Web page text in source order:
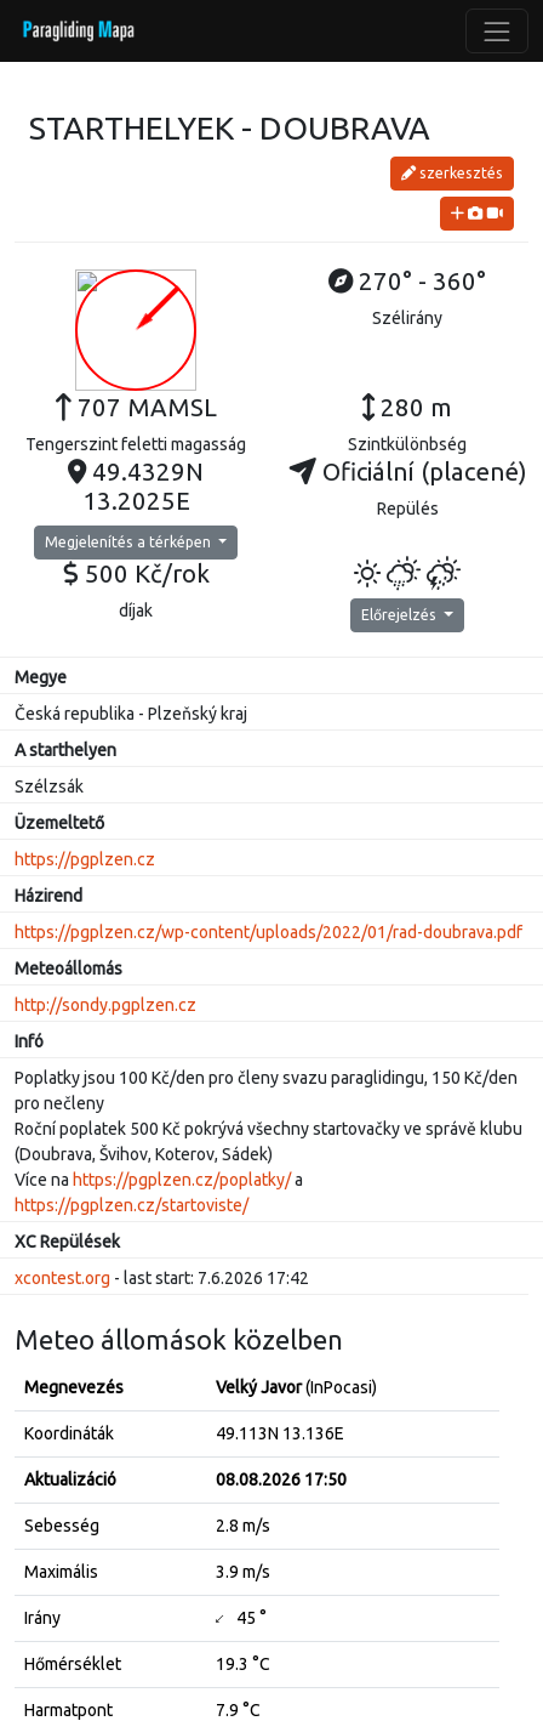
STARTHELYEK - DOUBRAVA
szerkesztés
270° - 360°
Szélirány
707 MAMSL
Tengerszint feletti magasság
280 m
Szintkülönbség
49.4329N
13.2025E
Megjelenítés a térképen
Oficiální (placené)
Repülés
500 Kč/rok
díjak Előrejelzés
Megye
Česká republika - Plzeňský kraj
A starthelyen
Szélzsák
Üzemeltető
https://pgplzen.cz
Házirend
https://pgplzen.cz/wp-content/uploads/2022/01/rad-doubrava.pdf
Meteoállomás
http://sondy.pgplzen.cz
Infó
Poplatky jsou 100 Kč/den pro členy svazu paraglidingu, 150 Kč/den
pro nečleny
Roční poplatek 500 Kč pokrývá všechny startovačky ve správě klubu
(Doubrava, Švihov, Koterov, Sádek)
Více na https://pgplzen.cz/poplatky/a
https://pgplzen.cz/startoviste/
XC Repülések
xcontest.org - last start: 7.6.2026 17:42
Meteo állomások közelben
Megnevezés Velký Javor(InPocasi)
Koordináták 49.113N 13.136E
Aktualizáció 08.08.2026 17:50
Sebesség 2.8 m/s
Maximális 3.9 m/s
Irány ↓ 45 °
Hőmérséklet 19.3 °C
Harmatpont 7.9 °C